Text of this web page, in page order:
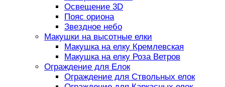
Освещение 3D
Пояс ориона
Звездное небо
Макушки на высотные елки
Макушка на елку Кремлевская
Макушка на елку Роза Ветров
Ограждение для Елок
Ограждение для Ствольных елок